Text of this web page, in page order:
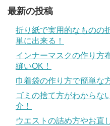
最新の投稿
折り紙で実用的なものの
単に出来る！
インナーマスクの作り方
縫いOK！
巾着袋の作り方で簡単な
ゴミの捨て方がわからな
介！
ウエストの詰め方やお直